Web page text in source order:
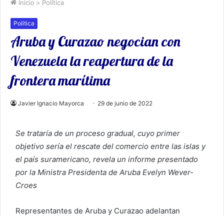
Inicio > Política
Política
Aruba y Curazao negocian con
Venezuela la reapertura de la
frontera marítima
Javier Ignacio Mayorca 29 de junio de 2022
Se trataría de un proceso gradual, cuyo primer
objetivo sería el rescate del comercio entre las islas y
el país suramericano, revela un informe presentado
por la Ministra Presidenta de Aruba Evelyn Wever-
Croes
Representantes de Aruba y Curazao adelantan